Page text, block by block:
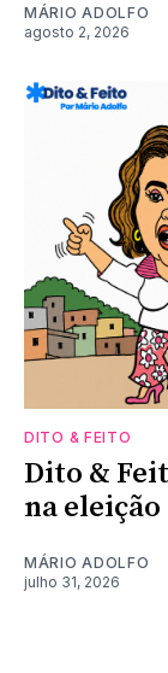
MÁRIO ADOLFO
agosto 2, 2026
DITO & FEITO
Dito &
na eleição
MÁRIO ADOLFO
julho 31, 2026